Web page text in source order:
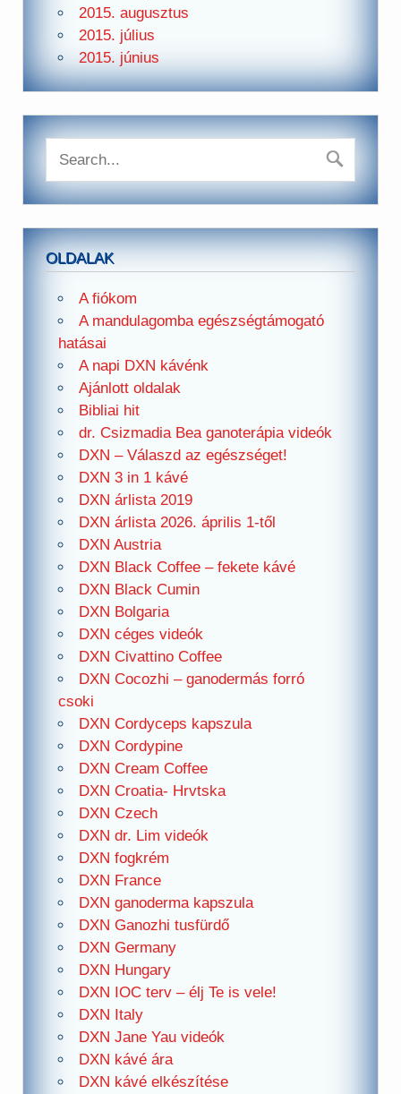
2015. augusztus
2015. július
2015. június
OLDALAK
A fiókom
A mandulagomba egészségtámogató
hatásai
A napi DXN kávénk
Ajánlott oldalak
Bibliai hit
dr. Csizmadia Bea ganoterápia videók
DXN – Válaszd az egészséget!
DXN 3 in 1 kávé
DXN árlista 2019
DXN árlista 2026. április 1-től
DXN Austria
DXN Black Coffee – fekete kávé
DXN Black Cumin
DXN Bolgaria
DXN céges videók
DXN Civattino Coffee
DXN Cocozhi – ganodermás forró
csoki
DXN Cordyceps kapszula
DXN Cordypine
DXN Cream Coffee
DXN Croatia- Hrvtska
DXN Czech
DXN dr. Lim videók
DXN fogkrém
DXN France
DXN ganoderma kapszula
DXN Ganozhi tusfürdő
DXN Germany
DXN Hungary
DXN IOC terv – élj Te is vele!
DXN Italy
DXN Jane Yau videók
DXN kávé ára
DXN kávé elkészítése